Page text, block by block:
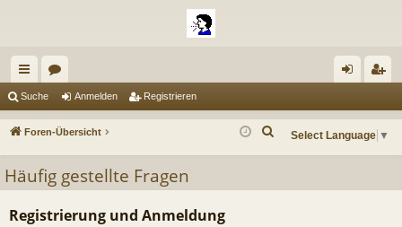
ch
ne
ug
en m ist
Suche Anmelden Registrieren
Foren-Übersicht Select Language ▼
h
Häufig gestellte Fragen
Registrierung und Anmeldung